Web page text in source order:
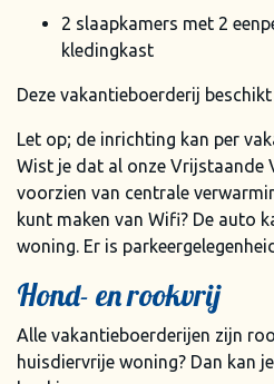
2 slaapkamers met 2
kledingkast
Deze vakantieboerderij beschikt
Let op; de inrichting kan per
Wist je dat al onze Vrijstaande
voorzien van centrale
kunt maken van Wifi? De auto
woning. Er is
Hond- en rookvrij
Alle vakantieboerderijen zijn
huisdiervrije woning? Dan kan